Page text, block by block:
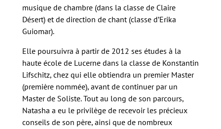
musique de chambre (dans la classe de Claire
Désert) et de direction de chant (classe d’Erika
Guiomar).
Elle poursuivra à partir de 2012 ses études à la
haute école de Lucerne dans la classe de Konstantin
Lifschitz, chez qui elle obtiendra un premier Master
(première nommée), avant de continuer par un
Master de Soliste. Tout au long de son parcours,
Natasha a eu le privilège de recevoir les précieux
conseils de son père, ainsi que de nombreux